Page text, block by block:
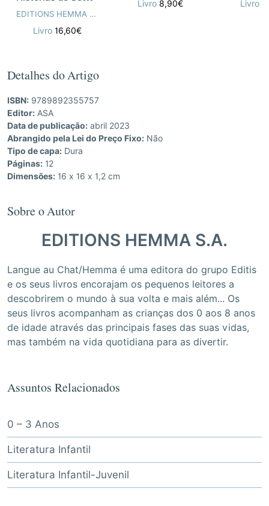
EDITIONS HEMMA S.A.
Livro 16,60€
Livro 8,90€ Livro
Detalhes do Artigo
ISBN: 9789892355757
Editor: ASA
Data de publicação: abril 2023
Abrangido pela Lei do Preço Fixo: Não
Tipo de capa: Dura
Páginas: 12
Dimensões: 16 x 16 x 1,2 cm
Sobre o Autor
EDITIONS HEMMA S.A.
Langue au Chat/Hemma é uma editora do grupo Editis
e os seus livros encorajam os pequenos leitores a
descobrirem o mundo à sua volta e mais além... Os
seus livros acompanham as crianças dos 0 aos 8 anos
de idade através das principais fases das suas vidas,
mas também na vida quotidiana para as divertir.
Assuntos Relacionados
0 – 3 Anos
Literatura Infantil
Literatura Infantil-Juvenil